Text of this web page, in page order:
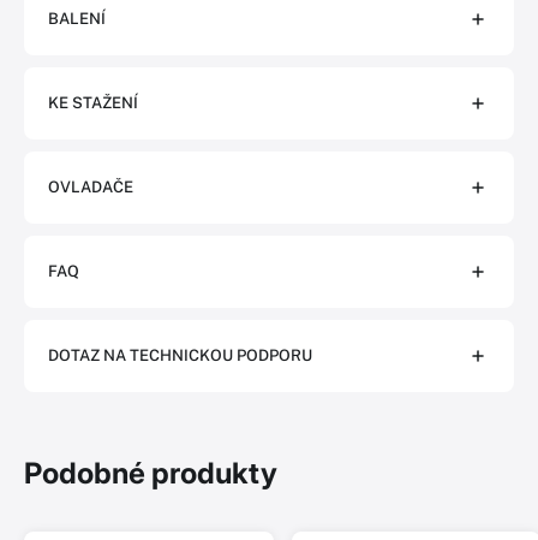
BALENÍ
KE STAŽENÍ
OVLADAČE
FAQ
DOTAZ NA TECHNICKOU PODPORU
Podobné produkty